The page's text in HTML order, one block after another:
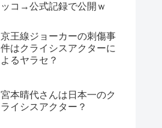
ッコ→公式記録で公開ｗ
京王線ジョーカーの刺傷事
件はクライシスアクターに
よるヤラセ？
宮本晴代さんは日本一のク
ライシスアクター？